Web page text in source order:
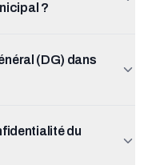
?
(DG) dans
du